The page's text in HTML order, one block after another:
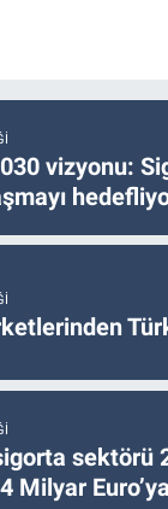
vizyonu:
sektörü
Milyar